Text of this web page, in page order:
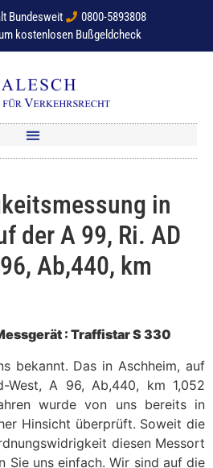
Bundesweit
0800-5893808
kostenlosen Bußgeldcheck
in
der A 99, Ri. AD
Ab,440, km
: Traffistar S 330
bekannt. Das in Aschheim, auf
A 96, Ab,440, km 1,052
wurde von uns bereits in
Hinsicht überprüft. Soweit die
diesen Messort
Sie uns einfach. Wir sind auf die